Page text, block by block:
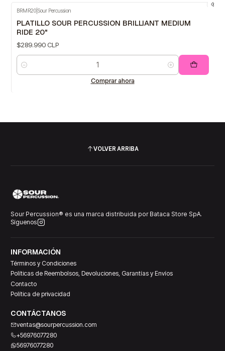
BRMR20| Sour Percussion
PLATILLO SOUR PERCUSSION BRILLIANT MEDIUM
RIDE 20"
$289.990 CLP
Cantidad
Comprar ahora
VOLVER ARRIBA
Sour Percussion® es una marca distribuida por Bataca Store SpA.
Síguenos
INFORMACIÓN
Términos y Condiciones
Políticas de Reembolsos, Devoluciones, Garantías y Envíos
Contacto
Política de privacidad
CONTÁCTANOS
ventas@sourpercussion.com
+56976077280
56976077280